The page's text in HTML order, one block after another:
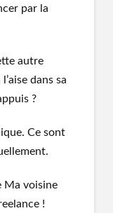
par la
autre
dans sa
?
Ce sont
Ma voisine
!